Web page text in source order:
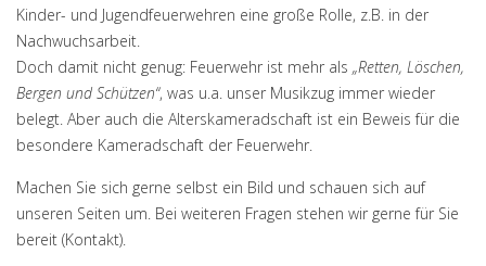
Kinder- und Jugendfeuerwehren eine große Rolle, z.B. in der
Nachwuchsarbeit.
Doch damit nicht genug: Feuerwehr ist mehr als „Retten, Löschen,
Bergen und Schützen“, was u.a. unser Musikzug immer wieder
belegt. Aber auch die Alterskameradschaft ist ein Beweis für die
besondere Kameradschaft der Feuerwehr.
Machen Sie sich gerne selbst ein Bild und schauen sich auf
unseren Seiten um. Bei weiteren Fragen stehen wir gerne für Sie
bereit (Kontakt).